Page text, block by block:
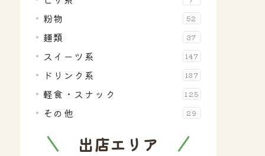
粉物 52
麺類 37
スイーツ系 147
ドリンク系 137
軽食・スナック 125
その他 29
出店エリア